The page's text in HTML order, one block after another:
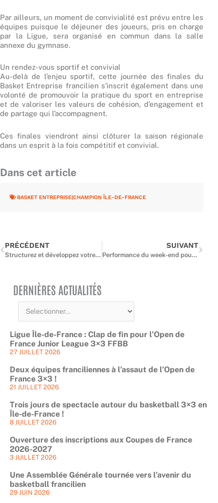
Par ailleurs, un moment de convivialité est prévu entre les
équipes puisque le déjeuner des joueurs, pris en charge
par la Ligue, sera organisé en commun dans la salle
annexe du gymnase.
Un rendez-vous sportif et convivial
Au-delà de l’enjeu sportif, cette journée des finales du
Basket Entreprise francilien s’inscrit également dans une
volonté de promouvoir la pratique du sport en entreprise
et de valoriser les valeurs de cohésion, d’engagement et
de partage qui l’accompagnent.
Ces finales viendront ainsi clôturer la saison régionale
dans un esprit à la fois compétitif et convivial.
Dans cet article
BASKET ENTREPRISE|CHAMPION ÎLE-DE-FRANCE
PRÉCÉDENT
Structurez et développez votre club avec la formation CDSSA
SUIVANT
Performance du week-end pour nos espoirs franciliens – 4 & 5 avril
DERNIÈRES ACTUALITÉS
Ligue Île-de-France : Clap de fin pour l’Open de
France Junior League 3×3 FFBB
27 JUILLET 2026
Deux équipes franciliennes à l’assaut de l’Open de
France 3×3 !
21 JUILLET 2026
Trois jours de spectacle autour du basketball 3×3 en
Île-de-France !
8 JUILLET 2026
Ouverture des inscriptions aux Coupes de France
2026-2027
3 JUILLET 2026
Une Assemblée Générale tournée vers l’avenir du
basketball francilien
29 JUIN 2026